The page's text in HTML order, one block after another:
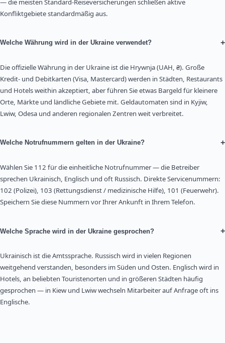
Konfliktgebiete standardmäßig aus.
Welche Währung wird in der Ukraine verwendet? +
Die offizielle Währung in der Ukraine ist die Hrywnja (UAH, ₴). Große
Kredit- und Debitkarten (Visa, Mastercard) werden in Städten, Restaurants
und Hotels weithin akzeptiert, aber führen Sie etwas Bargeld für kleinere
Orte, Märkte und ländliche Gebiete mit. Geldautomaten sind in Kyjiw,
Lwiw, Odesa und anderen regionalen Zentren weit verbreitet.
Welche Notrufnummern gelten in der Ukraine? +
Wählen Sie 112 für die einheitliche Notrufnummer — die Betreiber
sprechen Ukrainisch, Englisch und oft Russisch. Direkte Servicenummern:
102 (Polizei), 103 (Rettungsdienst / medizinische Hilfe), 101 (Feuerwehr).
Speichern Sie diese Nummern vor Ihrer Ankunft in Ihrem Telefon.
Welche Sprache wird in der Ukraine gesprochen? +
Ukrainisch ist die Amtssprache. Russisch wird in vielen Regionen
weitgehend verstanden, besonders im Süden und Osten. Englisch wird in
Hotels, an beliebten Touristenorten und in größeren Städten häufig
gesprochen — in Kiew und Lwiw wechseln Mitarbeiter auf Anfrage oft ins
Englische.